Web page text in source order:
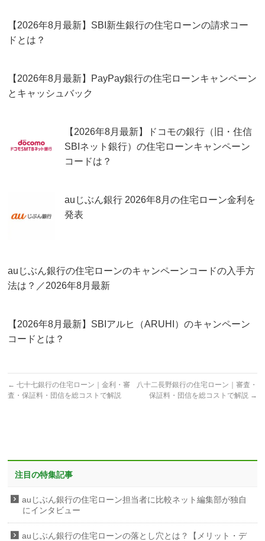
【2026年8月最新】SBI新生銀行の住宅ローンの請求コー
ドとは？
【2026年8月最新】PayPay銀行の住宅ローンキャンペーン
とキャッシュバック
【2026年8月最新】ドコモの銀行（旧・住信
SBIネット銀行）の住宅ローンキャンペーン
コードは？
auじぶん銀行 2026年8月の住宅ローン金利を
発表
auじぶん銀行の住宅ローンのキャンペーンコードの入手方
法は？／2026年8月最新
【2026年8月最新】SBIアルヒ（ARUHI）のキャンペーン
コードとは？
← 七十七銀行の住宅ローン｜金利・審
査・保証料・団信を総コストで解説
八十二長野銀行の住宅ローン｜審査・
保証料・団信を総コストで解説 →
注目の特集記事
auじぶん銀行の住宅ローン担当者に比較ネット編集部が独自
にインタビュー
auじぶん銀行の住宅ローンの落とし穴とは？【メリット・デ